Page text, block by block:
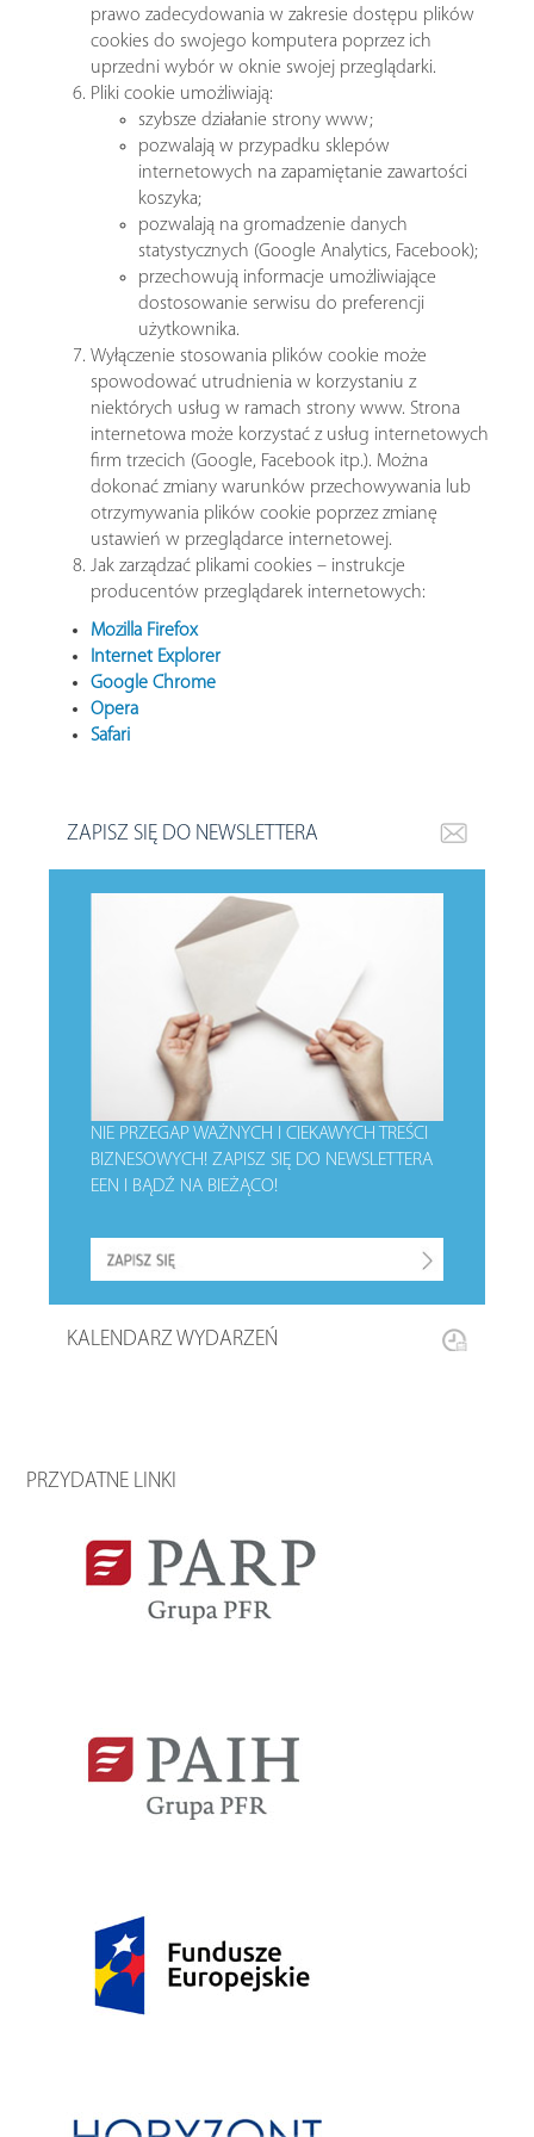
prawo zadecydowania w zakresie dostępu plików
cookies do swojego komputera poprzez ich
uprzedni wybór w oknie swojej przeglądarki.
Pliki cookie umożliwiają:
szybsze działanie strony www;
pozwalają w przypadku sklepów
internetowych na zapamiętanie zawartości
koszyka;
pozwalają na gromadzenie danych
statystycznych (Google Analytics, Facebook);
przechowują informacje umożliwiające
dostosowanie serwisu do preferencji
użytkownika.
Wyłączenie stosowania plików cookie może
spowodować utrudnienia w korzystaniu z
niektórych usług w ramach strony www. Strona
internetowa może korzystać z usług internetowych
firm trzecich (Google, Facebook itp.). Można
dokonać zmiany warunków przechowywania lub
otrzymywania plików cookie poprzez zmianę
ustawień w przeglądarce internetowej.
Jak zarządzać plikami cookies – instrukcje
producentów przeglądarek internetowych:
Mozilla Firefox
Internet Explorer
Google Chrome
Opera
Safari
ZAPISZ SIĘ DO NEWSLETTERA
NIE PRZEGAP WAŻNYCH I CIEKAWYCH TREŚCI
BIZNESOWYCH!ZAPISZ SIĘ DO NEWSLETTERA
EEN I BĄDŹ NA BIEŻĄCO!
KALENDARZ WYDARZEŃ
PRZYDATNE LINKI